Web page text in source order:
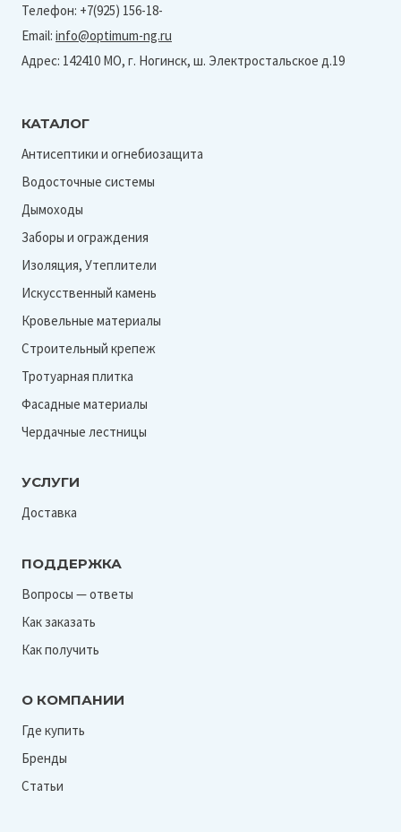
Телефон: +7(925) 156-18-
Email: info@optimum-ng.ru
Адрес: 142410 МО, г. Ногинск, ш. Электростальское д.19
КАТАЛОГ
Антисептики и огнебиозащита
Водосточные системы
Дымоходы
Заборы и ограждения
Изоляция, Утеплители
Искусственный камень
Кровельные материалы
Строительный крепеж
Тротуарная плитка
Фасадные материалы
Чердачные лестницы
УСЛУГИ
Доставка
ПОДДЕРЖКА
Вопросы — ответы
Как заказать
Как получить
О КОМПАНИИ
Где купить
Бренды
Статьи